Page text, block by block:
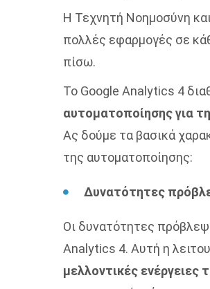
Η Τεχνητή Νοημοσύνη
πολλές εφαρμογές σε
πίσω.
Το Google Analytics 4
αυτοματοποίησης για
Ας δούμε τα βασικά
της αυτοματοποίησης:
Δυνατότητες
Οι δυνατότητες
Analytics 4. Αυτή η
μελλοντικές ενέργειες